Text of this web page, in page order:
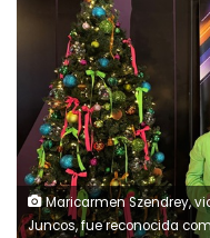
Maricarmen Szendrey,
Juncos, fue reconocida